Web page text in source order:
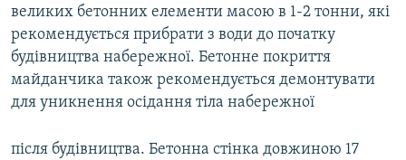
великих бетонних елементи масою в 1-2 тонни, які
рекомендується прибрати з води до початку
будівництва набережної. Бетонне покриття
майданчика також рекомендується демонтувати
для уникнення осідання тіла набережної
після будівництва. Бетонна стінка довжиною 17